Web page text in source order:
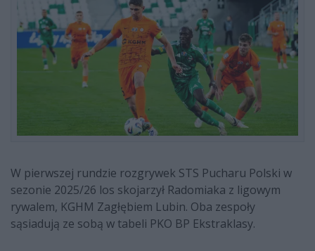
W pierwszej rundzie rozgrywek STS Pucharu Polski w
sezonie 2025/26 los skojarzył Radomiaka z ligowym
rywalem, KGHM Zagłębiem Lubin. Oba zespoły
sąsiadują ze sobą w tabeli PKO BP Ekstraklasy.